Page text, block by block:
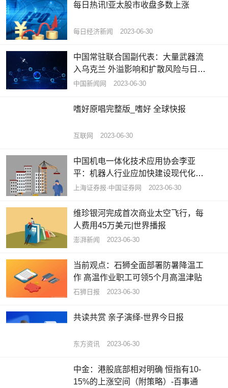
每日热讯!亚太股市收盘多数上涨
每日经济新闻 2023-06-30
中国常驻联合国副代表：大量武器流
入乌克兰 外溢影响和扩散风险与日俱
增 世界热议
中国新闻网 2023-06-30
嗜好原唱完整版_嗜好 全球快报
互联网 2023-06-30
中国机电一体化技术应用协会李亚
平：机器人行业应加快建设现代化产
业体系
上海证券报·中国证券网 2023-06-30
维珍银河完成首次商业太空飞行，每
人费用45万美元|世界播报
澎湃新闻 2023-06-30
当前观点：石狮全面部署防暑降温工
作 高温作业职工可领5个月高温津贴
石狮日报 2023-06-30
共读共赏 亲子演绎-世界今日报
东方资讯 2023-06-30
中金：港股底部相对明确 恒指有10-
15%的上涨空间（附策略）-百事通